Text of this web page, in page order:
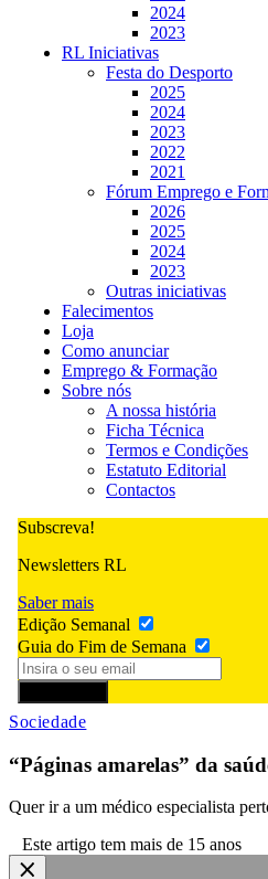
2024
2023
RL Iniciativas
Festa do Desporto
2025
2024
2023
2022
2021
Fórum Emprego e
2026
2025
2024
2023
Outras iniciativas
Falecimentos
Loja
Como anunciar
Emprego & Formação
Sobre nós
A nossa história
Ficha Técnica
Termos e Condições
Estatuto Editorial
Contactos
Subscreva!
Newsletters RL
Saber mais
Edição Semanal
Guia do Fim de Semana
Sociedade
“Páginas amarelas” da
Quer ir a um médico especialista
Este artigo tem mais de 15 anos